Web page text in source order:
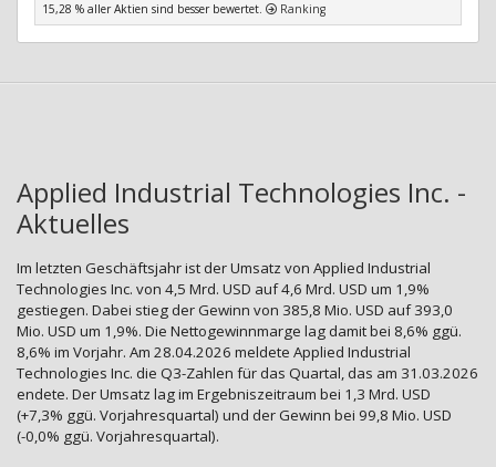
15,28 % aller Aktien sind besser bewertet.
Ranking
Applied Industrial Technologies Inc. -
Aktuelles
Im letzten Geschäftsjahr ist der Umsatz von Applied Industrial
Technologies Inc. von 4,5 Mrd. USD auf 4,6 Mrd. USD um 1,9%
gestiegen. Dabei stieg der Gewinn von 385,8 Mio. USD auf 393,0
Mio. USD um 1,9%. Die Nettogewinnmarge lag damit bei 8,6% ggü.
8,6% im Vorjahr. Am 28.04.2026 meldete Applied Industrial
Technologies Inc. die Q3-Zahlen für das Quartal, das am 31.03.2026
endete. Der Umsatz lag im Ergebniszeitraum bei 1,3 Mrd. USD
(+7,3% ggü. Vorjahresquartal) und der Gewinn bei 99,8 Mio. USD
(-0,0% ggü. Vorjahresquartal).